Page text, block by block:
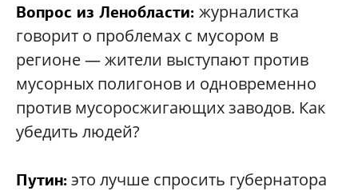
Вопрос из Ленобласти: журналистка
говорит о проблемах с мусором в
регионе — жители выступают против
мусорных полигонов и одновременно
против мусоросжигающих заводов. Как
убедить людей?
Путин:это лучше спросить губернатора